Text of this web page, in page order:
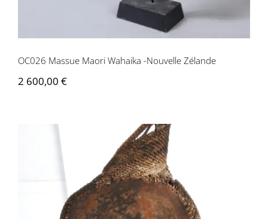
OC026 Massue Maori Wahaika -Nouvelle Zélande
2 600,00 €